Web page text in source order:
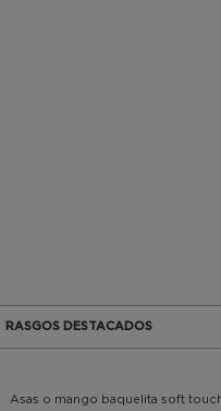
RASGOS DESTACADOS
Asas o mango baquelita soft